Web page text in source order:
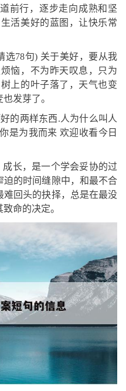
前行，逐步走向成熟和坚
活美好的蓝图，让快乐常
选78句) 关于美好，要从我
恼，不为昨天叹息，只为
上的叶子落了，天气也变
发芽了。
的两样东西.人为什么叫人
是为我而来 欢迎收看今日
长，是一个学会妥协的过
的时间缝隙中，和最不合
回头的抉择，总是在最没
命的决定。